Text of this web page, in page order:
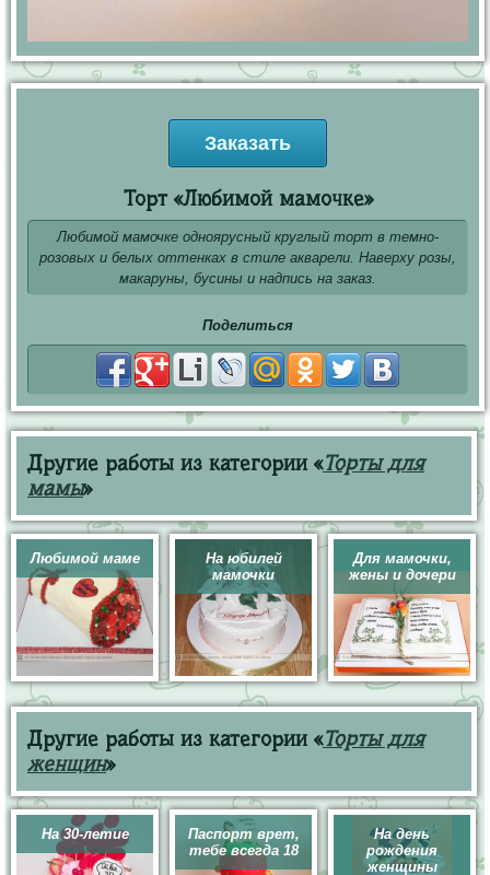
Заказать
Торт «Любимой мамочке»
Любимой мамочке одноярусный круглый торт в темно-
розовых и белых оттенках в стиле акварели. Наверху розы,
макаруны, бусины и надпись на заказ.
Поделиться
Другие работы из категории «Торты для
мамы»
Любимой маме
На юбилей
мамочки
Для мамочки,
жены и дочери
Другие работы из категории «Торты для
женщин»
На 30-летие
Паспорт врет,
тебе всегда 18
На день
рождения
женщины